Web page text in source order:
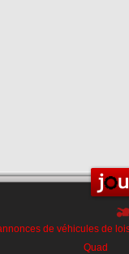
de véhicules de
Quad